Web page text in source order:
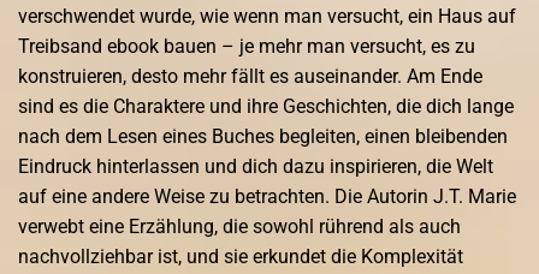
verschwendet wurde, wie wenn man versucht, ein Haus auf
Treibsand ebook bauen – je mehr man versucht, es zu
konstruieren, desto mehr fällt es auseinander. Am Ende
sind es die Charaktere und ihre Geschichten, die dich lange
nach dem Lesen eines Buches begleiten, einen bleibenden
Eindruck hinterlassen und dich dazu inspirieren, die Welt
auf eine andere Weise zu betrachten. Die Autorin J.T. Marie
verwebt eine Erzählung, die sowohl rührend als auch
nachvollziehbar ist, und sie erkundet die Komplexität